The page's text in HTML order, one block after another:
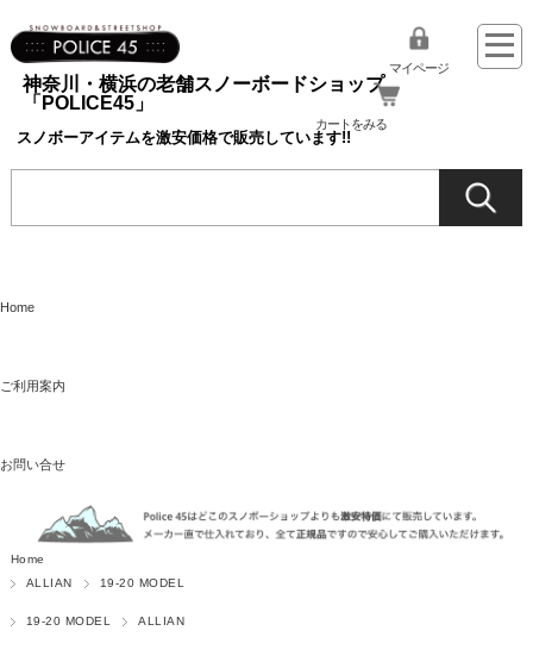
神奈川・横浜の老舗スノーボードショップ
「POLICE45」
スノボーアイテムを激安価格で販売しています!!
マイページ
カートをみる
Home
ご利用案内
お問い合せ
Home
ALLIAN
19-20 MODEL
19-20 MODEL ALLIAN